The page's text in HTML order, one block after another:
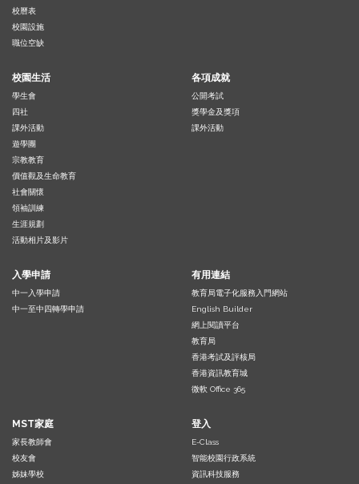
校曆表
校園設施
職位空缺
校園生活
學生會
四社
課外活動
遊學團
宗教教育
價值觀及生命教育
社會關懷
領袖訓練
生涯規劃
活動相片及影片
各項成就
公開考試
獎學金及獎項
課外活動
入學申請
中一入學申請
中一至中四轉學申請
有用連結
教育局電子化服務入門網站
English Builder
網上閱讀平台
教育局
香港考試及評核局
香港資訊教育城
微軟 Office 365
MST家庭
家長教師會
校友會
姊妹學校
登入
E-Class
智能校園行政系統
資訊科技服務